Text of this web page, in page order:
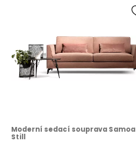
Moderní sedací souprava Samoa
Still